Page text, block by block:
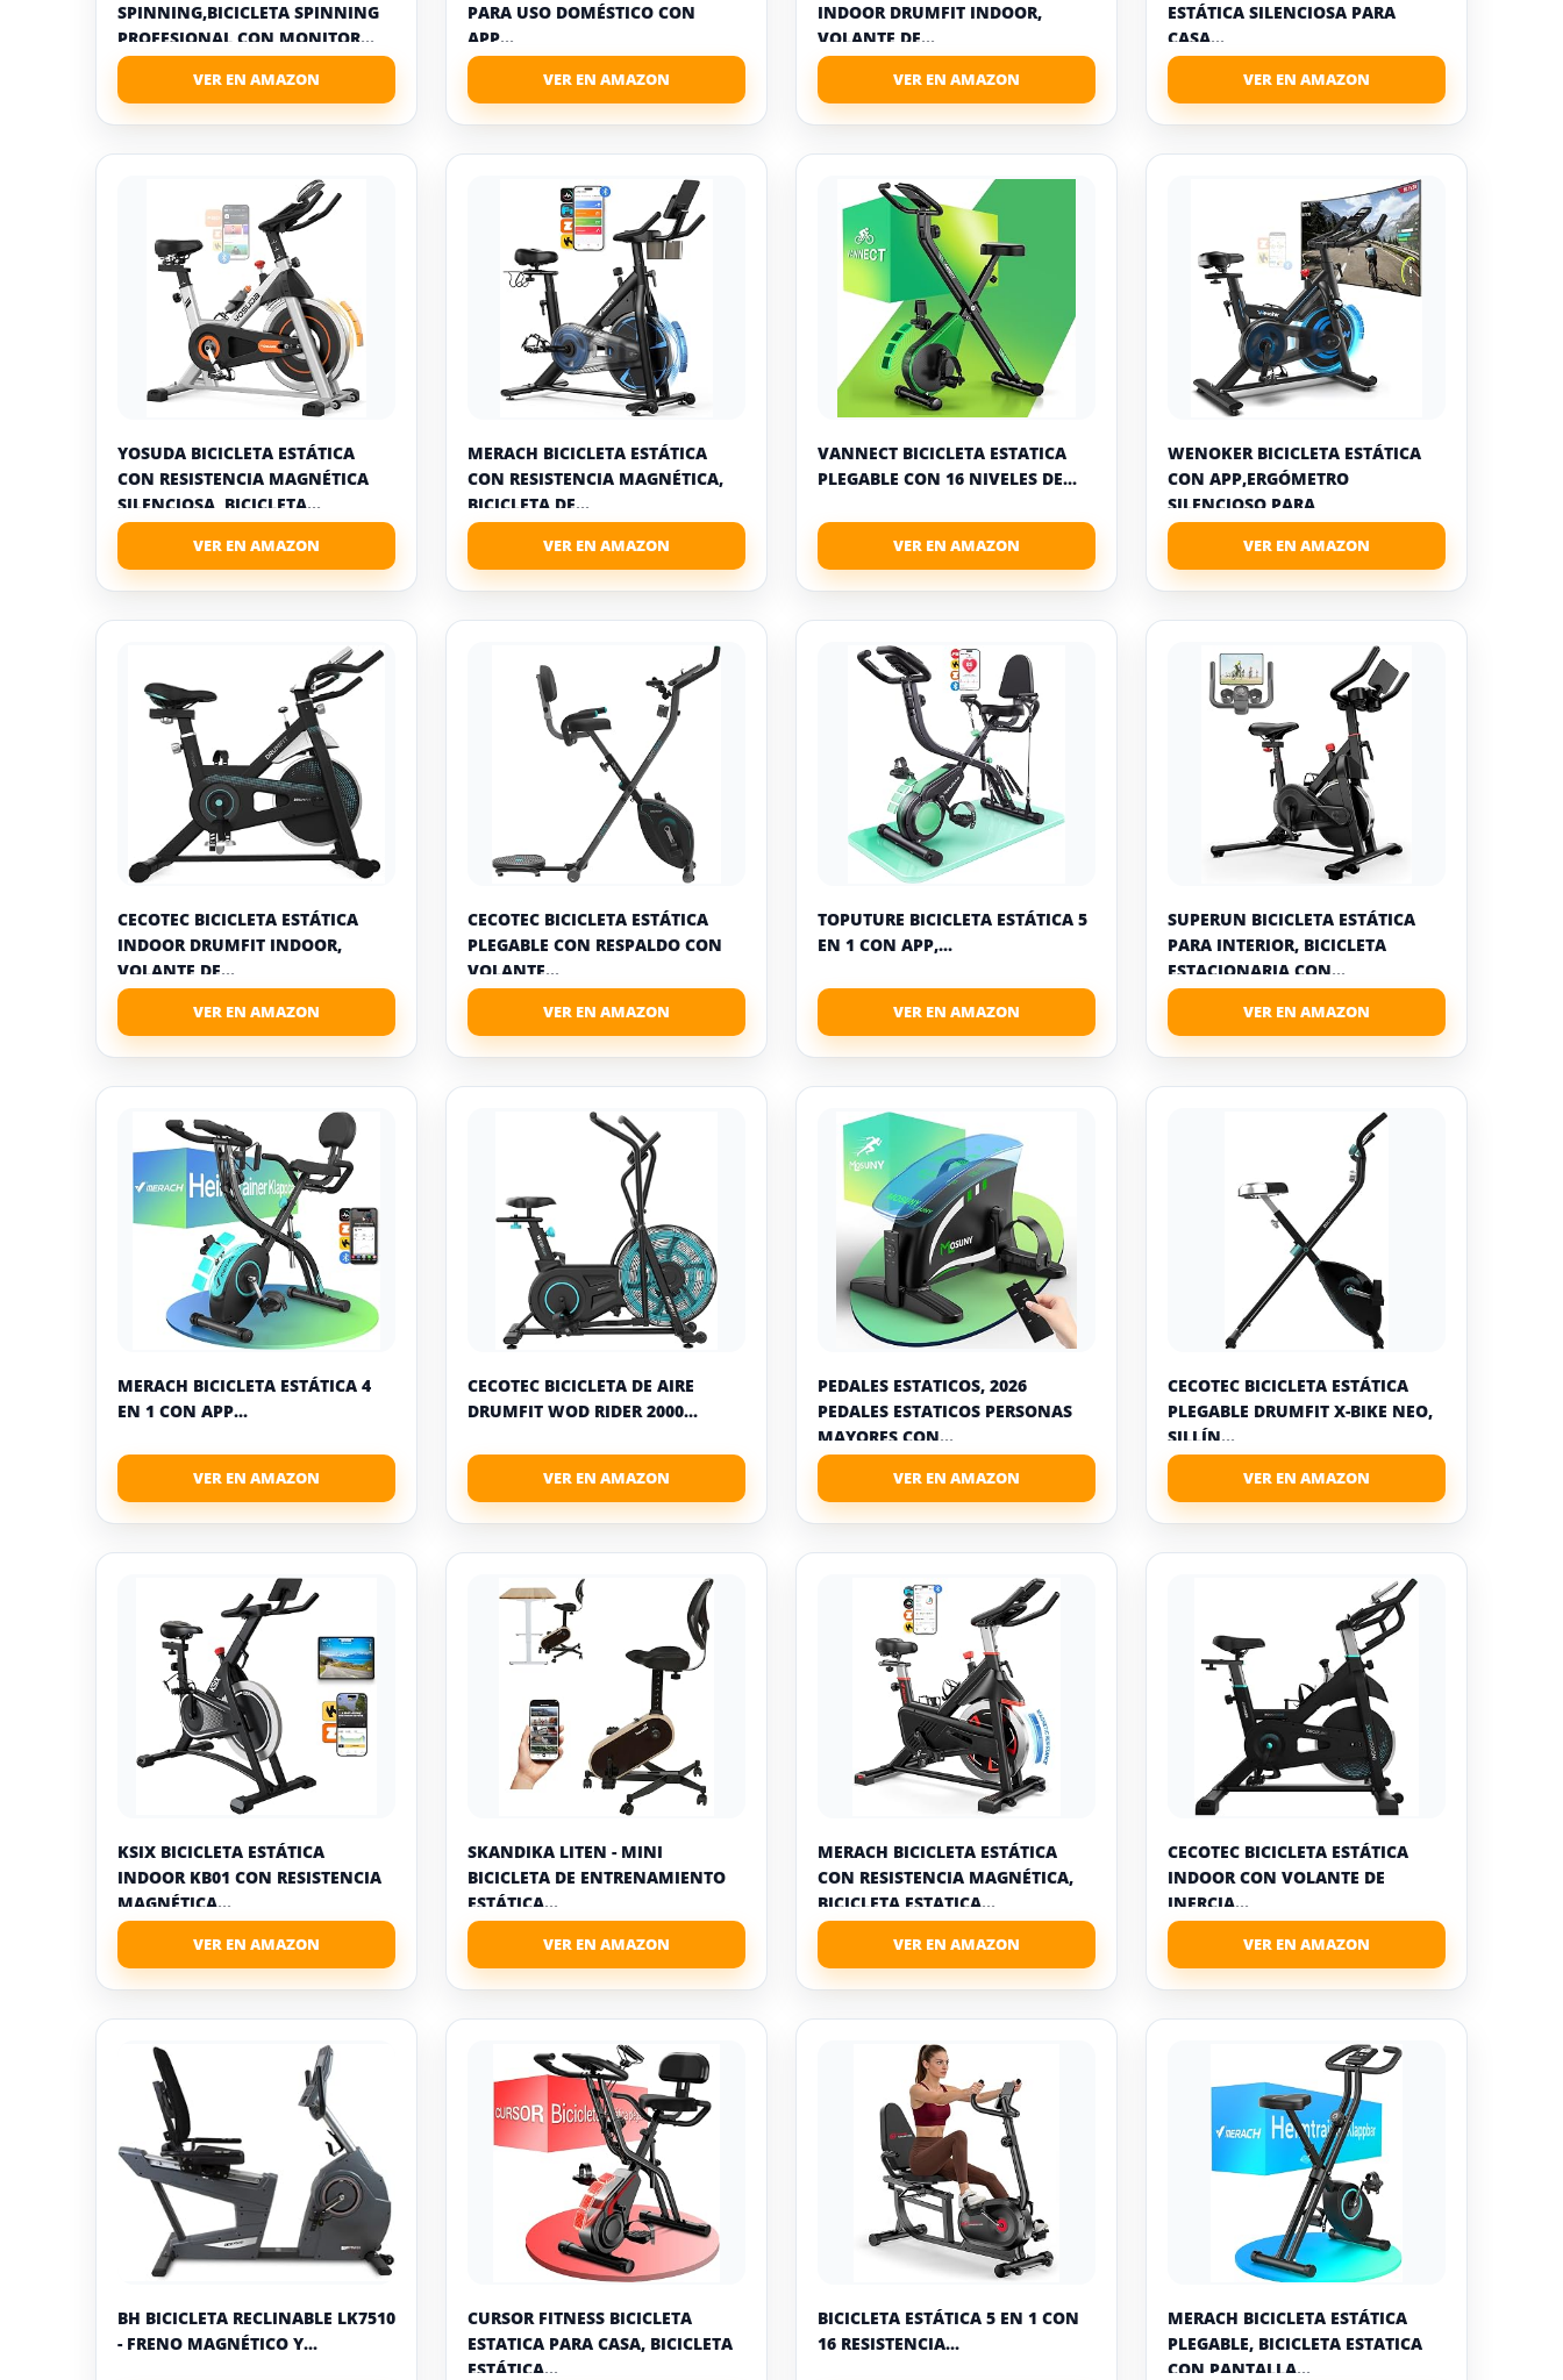
SPINNING,BICICLETA SPINNING
PROFESIONAL CON MONITOR...
PARA USO DOMÉSTICO CON
APP...
INDOOR DRUMFIT INDOOR,
VOLANTE DE...
ESTÁTICA SILENCIOSA PARA
CASA...
YOSUDA BICICLETA ESTÁTICA
CON RESISTENCIA MAGNÉTICA
SILENCIOSA, BICICLETA...
MERACH BICICLETA ESTÁTICA
CON RESISTENCIA MAGNÉTICA,
BICICLETA DE...
VANNECT BICICLETA ESTATICA
PLEGABLE CON 16 NIVELES DE...
WENOKER BICICLETA ESTÁTICA
CON APP,ERGÓMETRO
SILENCIOSO PARA
ENTRENAMIENTO...
CECOTEC BICICLETA ESTÁTICA
INDOOR DRUMFIT INDOOR,
VOLANTE DE...
CECOTEC BICICLETA ESTÁTICA
PLEGABLE CON RESPALDO CON
VOLANTE...
TOPUTURE BICICLETA ESTÁTICA 5
EN 1 CON APP,...
SUPERUN BICICLETA ESTÁTICA
PARA INTERIOR, BICICLETA
ESTACIONARIA CON...
MERACH BICICLETA ESTÁTICA 4
EN 1 CON APP...
CECOTEC BICICLETA DE AIRE
DRUMFIT WOD RIDER 2000...
PEDALES ESTATICOS, 2026
PEDALES ESTATICOS PERSONAS
MAYORES CON...
CECOTEC BICICLETA ESTÁTICA
PLEGABLE DRUMFIT X-BIKE NEO,
SILLÍN...
KSIX BICICLETA ESTÁTICA
INDOOR KB01 CON RESISTENCIA
MAGNÉTICA...
SKANDIKA LITEN - MINI
BICICLETA DE ENTRENAMIENTO
ESTÁTICA...
MERACH BICICLETA ESTÁTICA
CON RESISTENCIA MAGNÉTICA,
BICICLETA ESTATICA...
CECOTEC BICICLETA ESTÁTICA
INDOOR CON VOLANTE DE
INERCIA...
BH BICICLETA RECLINABLE LK7510
- FRENO MAGNÉTICO Y...
CURSOR FITNESS BICICLETA
ESTATICA PARA CASA, BICICLETA
ESTÁTICA...
BICICLETA ESTÁTICA 5 EN 1 CON
16 RESISTENCIA...
MERACH BICICLETA ESTÁTICA
PLEGABLE, BICICLETA ESTATICA
CON PANTALLA...